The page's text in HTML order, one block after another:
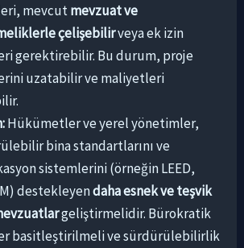
mevcutmevzuat ve
çelişebilirveya ek izin
gerektirebilir. Bu durum, proje
uzatabilir ve maliyetleri
Hükümetler ve yerel yönetimler,
bina standartlarını ve
sistemlerini (örneğin LEED,
destekleyendaha esnek ve teşvik
geliştirmelidir. Bürokratik
basitleştirilmeli ve sürdürülebilirlik